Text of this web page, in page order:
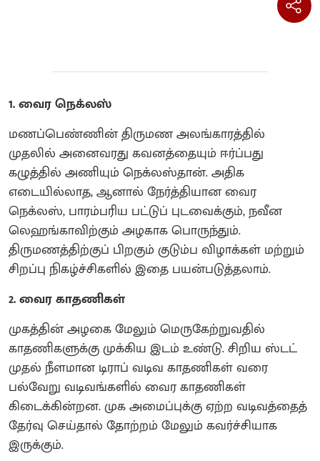
1. வைர நெக்லஸ்
மணப்பெண்ணின் திருமண அலங்காரத்தில்
முதலில் அனைவரது கவனத்தையும் ஈர்ப்பது
கழுத்தில் அணியும் நெக்லஸ்தான். அதிக
எடையில்லாத, ஆனால் நேர்த்தியான வைர
நெக்லஸ், பாரம்பரிய பட்டுப் புடவைக்கும், நவீன
லெஹங்காவிற்கும் அழகாக பொருந்தும்.
திருமணத்திற்குப் பிறகும் குடும்ப விழாக்கள் மற்றும்
சிறப்பு நிகழ்ச்சிகளில் இதை பயன்படுத்தலாம்.
2. வைர காதணிகள்
முகத்தின் அழகை மேலும் மெருகேற்றுவதில்
காதணிகளுக்கு முக்கிய இடம் உண்டு. சிறிய ஸ்டட்
முதல் நீளமான டிராப் வடிவ காதணிகள் வரை
பல்வேறு வடிவங்களில் வைர காதணிகள்
கிடைக்கின்றன. முக அமைப்புக்கு ஏற்ற வடிவத்தைத்
தேர்வு செய்தால் தோற்றம் மேலும் கவர்ச்சியாக
இருக்கும்.